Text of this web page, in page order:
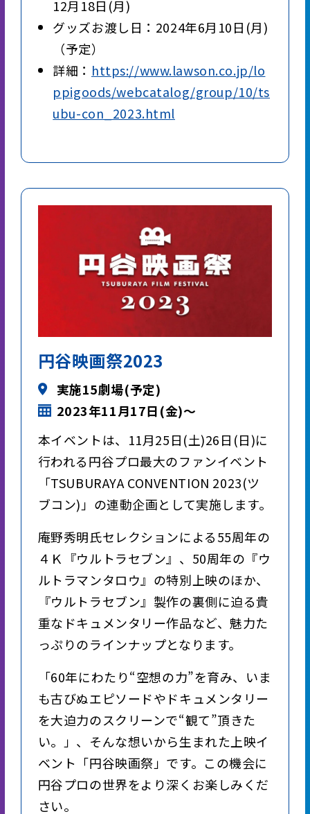
12月18日(月)
グッズお渡し日：2024年6月10日(月)
（予定）
詳細： https://www.lawson.co.jp/lo
ppigoods/webcatalog/group/10/ts
ubu-con_2023.html
円谷映画祭2023
実施15劇場(予定)
2023年11月17日(金)～
本イベントは、11月25日(土)26日(日)に
行われる円谷プロ最大のファンイベント
「TSUBURAYA CONVENTION 2023(ツ
ブコン)」の連動企画として実施します。
庵野秀明氏セレクションによる55周年の
４Ｋ『ウルトラセブン』、50周年の『ウ
ルトラマンタロウ』の特別上映のほか、
『ウルトラセブン』製作の裏側に迫る貴
重なドキュメンタリー作品など、魅力た
っぷりのラインナップとなります。
「60年にわたり“空想の力”を育み、いま
も古びぬエピソードやドキュメンタリー
を大迫力のスクリーンで“観て”頂きた
い。」、そんな想いから生まれた上映イ
ベント「円谷映画祭」です。この機会に
円谷プロの世界をより深くお楽しみくだ
さい。